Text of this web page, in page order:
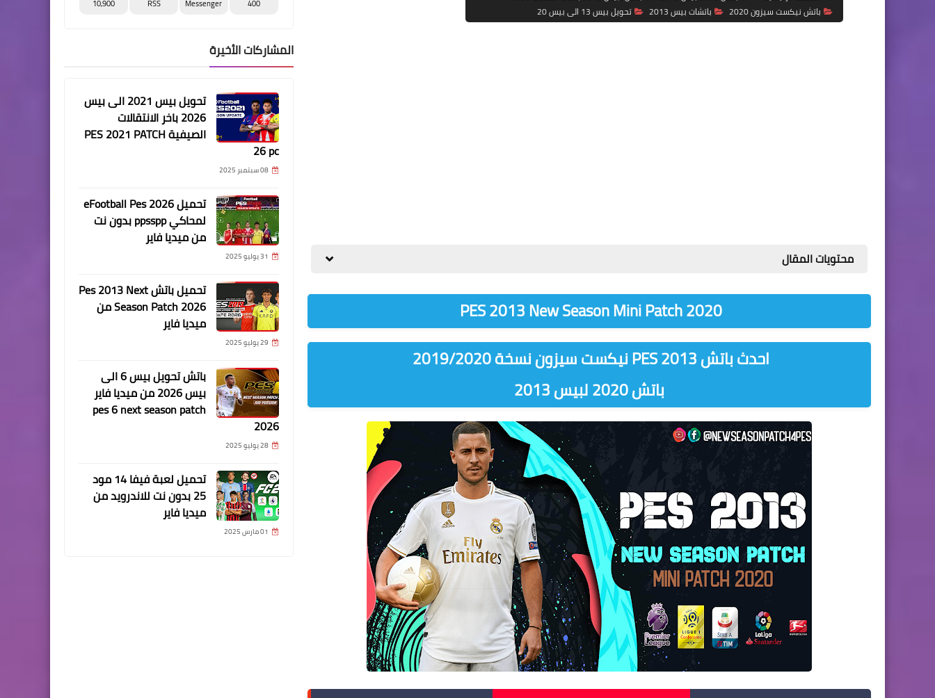
باتش نيكست سيزون 2020
باتشات بيس 2013 تحويل بيس 13 الى بيس 20
محتويات المقال
PES 2013 New Season Mini Patch 2020
احدث باتش PES 2013 نيكست سيزون نسخة 2019/2020
باتش 2020 لبيس 2013
400
Messenger
RSS
10,900
المشاركات الأخيرة
تحويل بيس 2021 الى بيس
2026 باخر الانتقالات
الصيفية PES 2021 PATCH
26 pc
08 سبتمبر 2025
تحميل eFootball Pes 2026
لمحاكي ppsspp بدون نت
من ميديا فاير
31 يوليو 2025
تحميل باتش Pes 2013 Next
Season Patch 2026 من
ميديا فاير
29 يوليو 2025
باتش تحويل بيس 6 الى
بيس 2026 من ميديا فاير
pes 6 next season patch
2026
28 يوليو 2025
تحميل لعبة فيفا 14 مود
25 بدون نت للاندرويد من
ميديا فاير
01 مارس 2025